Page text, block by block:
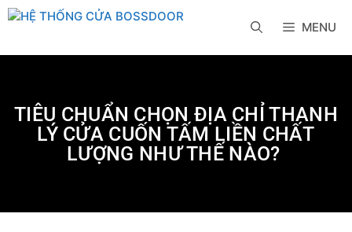
MENU
TIÊU CHUẨN CHỌN ĐỊA CHỈ THANH
LÝ CỬA CUỐN TẤM LIỀN CHẤT
LƯỢNG NHƯ THẾ NÀO?